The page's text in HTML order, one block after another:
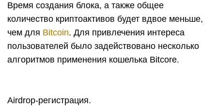
Время создания блока, а также общее
количество криптоактивов будет вдвое меньше,
чем для Bitcoin. Для привлечения интереса
пользователей было задействовано несколько
алгоритмов применения кошелька Bitcore.
Airdrop-регистрация.